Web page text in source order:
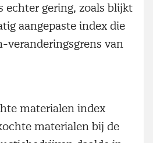
echter gering, zoals blijkt
aangepaste index die
veranderingsgrens van
materialen index
materialen bij de